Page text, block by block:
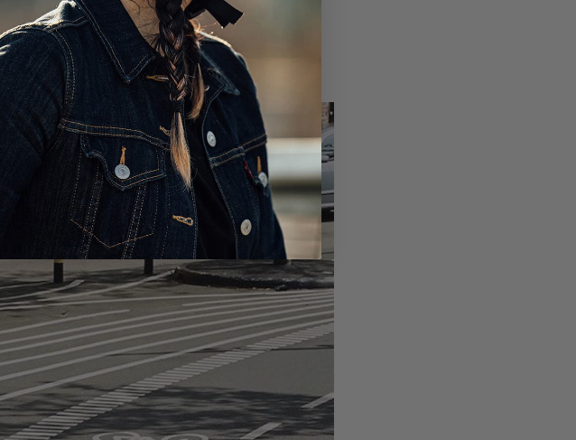
und auch schnelleren
zu wechseln oder abzubiegen.
benutzen. Andernfalls könnten Sie